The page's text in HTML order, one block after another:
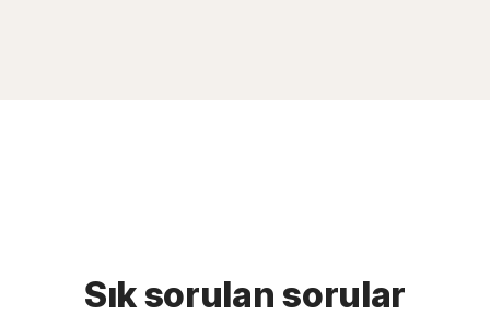
Sık sorulan sorular